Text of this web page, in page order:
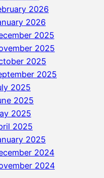
K
a
r
a
n
g
a
n
y
a
r
S
M
K
N
J
u
m
a
n
t
o
n
o
2026
2026
2025
2025
2025
2025
2025
2025
2025
2025
2025
2024
2024